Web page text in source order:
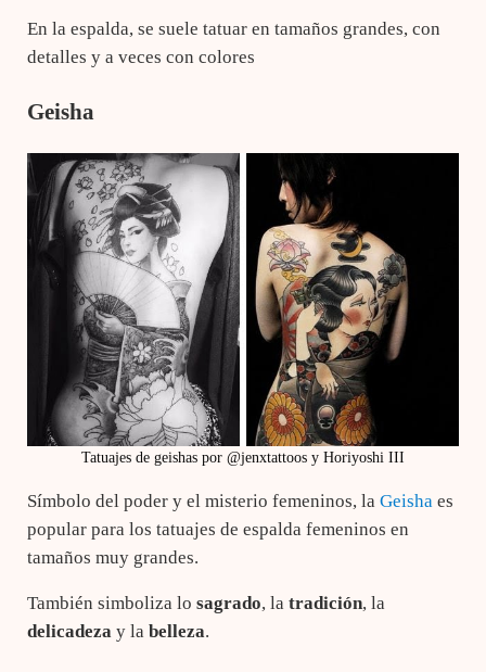
En la espalda, se suele tatuar en tamaños grandes, con
detalles y a veces con colores
Geisha
Tatuajes de geishas por @jenxtattoos y Horiyoshi III
Símbolo del poder y el misterio femeninos, la Geishaes
popular para los tatuajes de espalda femeninos en
tamaños muy grandes.
También simboliza lo sagrado, la tradición, la
delicadezay la belleza.